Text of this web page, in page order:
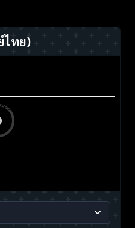
ไทย)